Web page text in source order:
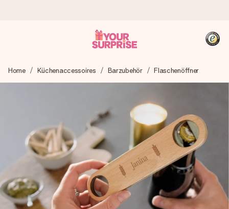
Wir bereiten dein Geschenk sorgfältig vor und schicken es
blitzschnell – damit du es genau zum richtigen Zeitpunkt
4,8 (basierend auf +15.000 Bewertungen)
Unsere Geschenke begeistern. Kunden bewerten uns mit
4,8 bei Google Reviews (Gesamtergebnis aller Länder, in
die wir versenden).
Home Küchenaccessoires Barzubehör Flaschenöffner